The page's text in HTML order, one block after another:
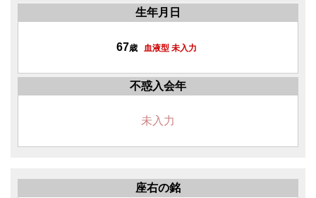
生年月日
67歳 血液型 未入力
不惑入会年
未入力
座右の銘